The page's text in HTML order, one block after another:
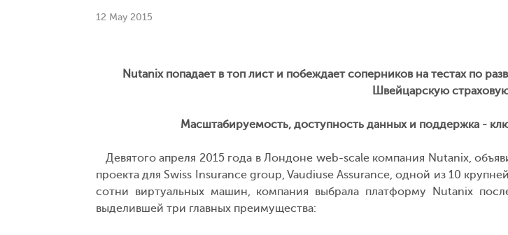
12 May 2015
Nutanix попадает в топ лист и побеждает соперников на тестах по
Швейцарскую
Масштабируемость, доступность данных и поддержка -
Девятого апреля 2015 года в Лондоне web-scale компания Nutanix,
проекта для Swiss Insurance group, Vaudiuse Assurance, одной из 10
сотни виртуальных машин, компания выбрала платформу Nutanix
выделившей три главных преимущества: